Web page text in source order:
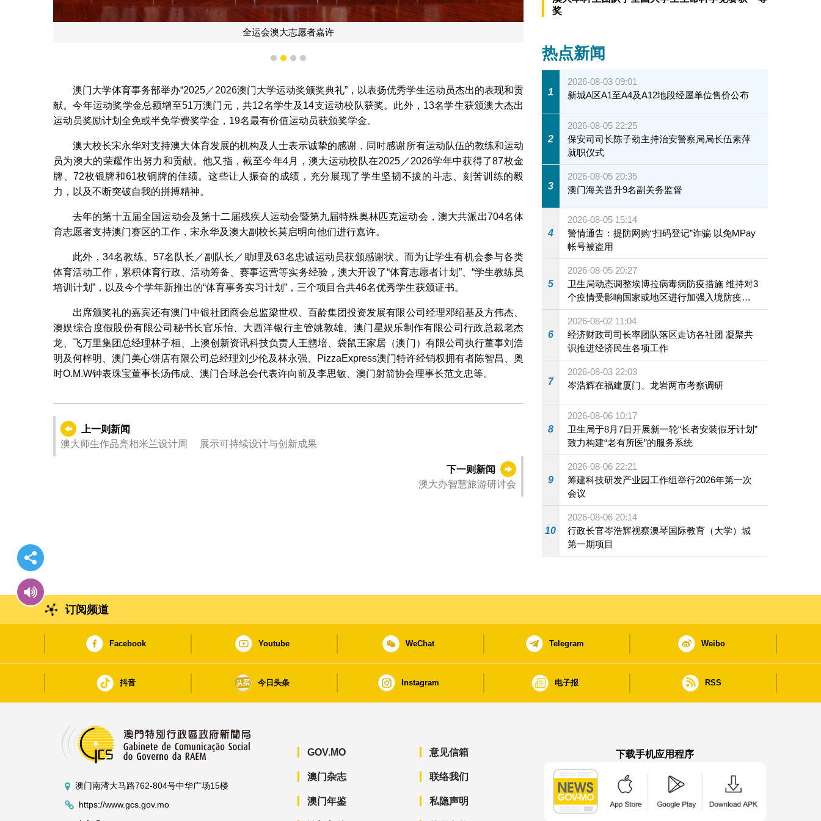
全运会澳大志愿者嘉许
1 2 3 4
澳门大学体育事务部举办“2025／2026澳门大学运动奖颁奖典礼”，以表扬优秀学生运动员杰出的表现和贡
献。今年运动奖学金总额增至51万澳门元，共12名学生及14支运动校队获奖。此外，13名学生获颁澳大杰出
运动员奖励计划全免或半免学费奖学金，19名最有价值运动员获颁奖学金。
澳大校长宋永华对支持澳大体育发展的机构及人士表示诚挚的感谢，同时感谢所有运动队伍的教练和运动
员为澳大的荣耀作出努力和贡献。他又指，截至今年4月，澳大运动校队在2025／2026学年中获得了87枚金
牌、72枚银牌和61枚铜牌的佳绩。这些让人振奋的成绩，充分展现了学生坚韧不拔的斗志、刻苦训练的毅
力，以及不断突破自我的拼搏精神。
去年的第十五届全国运动会及第十二届残疾人运动会暨第九届特殊奥林匹克运动会，澳大共派出704名体
育志愿者支持澳门赛区的工作，宋永华及澳大副校长莫启明向他们进行嘉许。
此外，34名教练、57名队长／副队长／助理及63名忠诚运动员获颁感谢状。而为让学生有机会参与各类
体育活动工作，累积体育行政、活动筹备、赛事运营等实务经验，澳大开设了“体育志愿者计划”、“学生教练员
培训计划”，以及今个学年新推出的“体育事务实习计划”，三个项目合共46名优秀学生获颁证书。
出席颁奖礼的嘉宾还有澳门中银社团商会总监梁世权、百龄集团投资发展有限公司经理邓绍基及方伟杰、
澳娱综合度假股份有限公司秘书长官乐怡、大西洋银行主管姚敦雄、澳门星娱乐制作有限公司行政总裁老杰
龙、飞万里集团总经理林子桓、上澳创新资讯科技负责人王戆培、袋鼠王家居（澳门）有限公司执行董事刘浩
明及何梓明、澳门美心饼店有限公司总经理刘少伦及林永强、PizzaExpress澳门特许经销权拥有者陈智昌、奥
时O.M.W钟表珠宝董事长汤伟成、澳门合球总会代表许向前及李思敏、澳门射箭协会理事长范文忠等。
上一则新闻
澳大师生作品亮相米兰设计周 展示可持续设计与创新成果
下一则新闻
澳大办智慧旅游研讨会
奖
热点新闻
1
2026-08-03 09:01
新城A区A1至A4及A12地段经屋单位售价公布
2
2026-08-05 22:25
保安司司长陈子劲主持治安警察局局长伍素萍
就职仪式
3
2026-08-05 20:35
澳门海关晋升9名副关务监督
4
2026-08-05 15:14
警情通告：提防网购“扫码登记”诈骗 以免MPay
帐号被盗用
5
2026-08-05 20:27
卫生局动态调整埃博拉病毒病防疫措施 维持对3
个疫情受影响国家或地区进行加强入境防疫措
施
6
2026-08-02 11:04
经济财政司司长率团队落区走访各社团 凝聚共
识推进经济民生各项工作
7
2026-08-03 22:03
岑浩辉在福建厦门、龙岩两市考察调研
8
2026-08-06 10:17
卫生局于8月7日开展新一轮“长者安装假牙计划”
致力构建“老有所医”的服务系统
9
2026-08-06 22:21
筹建科技研发产业园工作组举行2026年第一次
会议
10
2026-08-06 20:14
行政长官岑浩辉视察澳琴国际教育（大学）城
第一期项目
订阅频道
Facebook Youtube WeChat Telegram Weibo
抖音 今日头条 Instagram 电子报 RSS
澳门南湾大马路762-804号中华广场15楼
https://www.gcs.gov.mo
GOV.MO
澳门杂志
澳门年鉴
意见信箱
联络我们
私隐声明
下载手机应用程序